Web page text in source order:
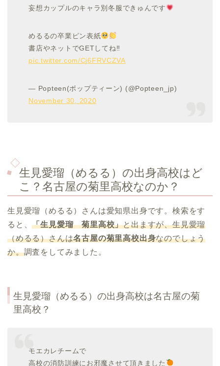
妄想カップルのキャラ別冬服できゅんです
めるるの卒業ピン表紙
書店やネットでGETしてね‼︎
pic.twitter.com/Cj6FRVCZVA
— Popteen(ポップティーン) (@Popteen_jp)
November 30, 2020
生見愛瑠（めるる）の出身高校はど
こ？名古屋の菊里高校なのか？
生見愛瑠（めるる）さんは愛知県出身です。検索をす
ると、「生見愛瑠 菊里高校」と出ますが、生見愛瑠
（めるる）さんは名古屋の菊里高校出身なのでしょう
か。調査をしてみました。
生見愛瑠（めるる）の出身高校は名古屋の菊
里高校？
モエカレチームで
高校の消防訓練にお邪魔させて頂きました